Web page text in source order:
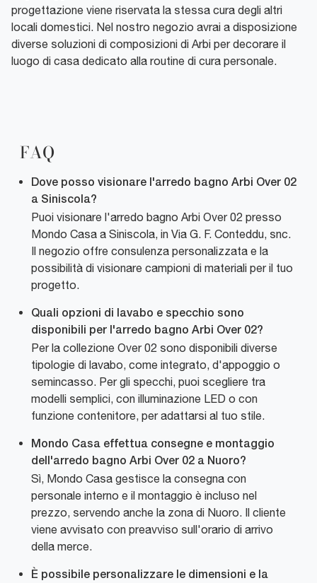
progettazione viene riservata la stessa cura degli altri
locali domestici. Nel nostro negozio avrai a disposizione
diverse soluzioni di composizioni di Arbi per decorare il
luogo di casa dedicato alla routine di cura personale.
FAQ
Dove posso visionare l'arredo bagno Arbi Over 02
a Siniscola?
Puoi visionare l'arredo bagno Arbi Over 02 presso
Mondo Casa a Siniscola, in Via G. F. Conteddu, snc.
Il negozio offre consulenza personalizzata e la
possibilità di visionare campioni di materiali per il tuo
progetto.
Quali opzioni di lavabo e specchio sono
disponibili per l'arredo bagno Arbi Over 02?
Per la collezione Over 02 sono disponibili diverse
tipologie di lavabo, come integrato, d'appoggio o
semincasso. Per gli specchi, puoi scegliere tra
modelli semplici, con illuminazione LED o con
funzione contenitore, per adattarsi al tuo stile.
Mondo Casa effettua consegne e montaggio
dell'arredo bagno Arbi Over 02 a Nuoro?
Sì, Mondo Casa gestisce la consegna con
personale interno e il montaggio è incluso nel
prezzo, servendo anche la zona di Nuoro. Il cliente
viene avvisato con preavviso sull'orario di arrivo
della merce.
È possibile personalizzare le dimensioni e la